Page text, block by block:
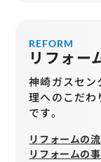
REFORM
リフォー
神崎ガスセン
理へのこだわ
です。
リフォームの
リフォームの